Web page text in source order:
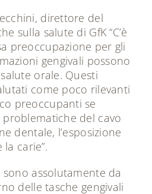
direttore del
sulla salute di GfK “C’è
preoccupazione per gli
gengivali possono
orale. Questi
come poco rilevanti
preoccupanti se
del cavo
dentale, l’esposizione
carie”.
assolutamente da
delle tasche gengivali